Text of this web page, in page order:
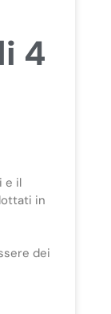
4
e il
in
dei